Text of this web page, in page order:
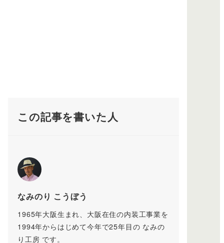
この記事を書いた人
なみのり こうぼう
1965年大阪生まれ、大阪在住の内装工事業を
1994年からはじめて今年で25年目の なみの
り工房 です。